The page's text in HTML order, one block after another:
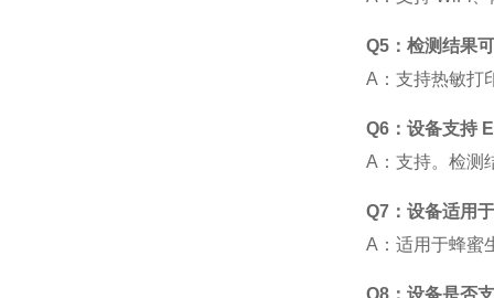
Q5：检测结果
A ：支持热敏
Q6：设备支持
A ：支持。检
Q7：设备适用
A ：适用于蜂
Q8：设备是否